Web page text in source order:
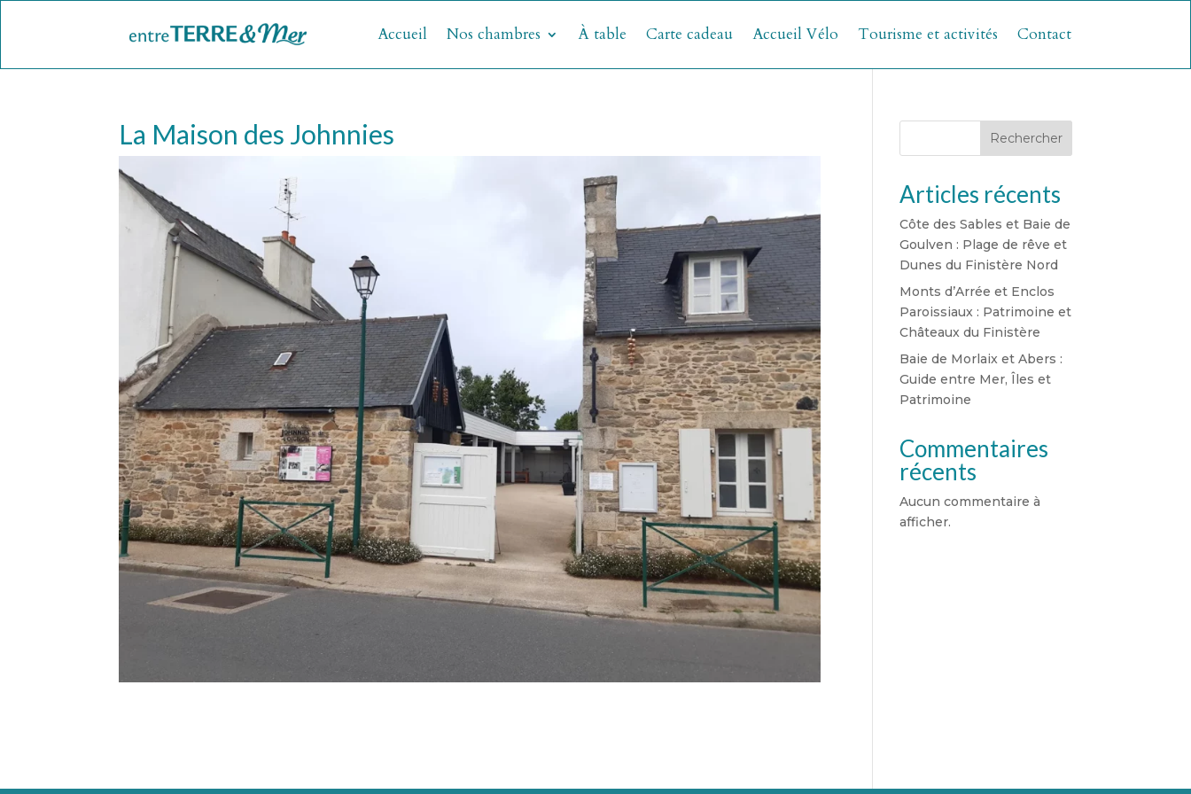
Accueil Nos chambres À table Carte cadeau Accueil Vélo Tourisme et activités Contact
La Maison des Johnnies Rechercher
Articles récents
Côte des Sables et Baie de
Goulven : Plage de rêve et
Dunes du Finistère Nord
Monts d’Arrée et Enclos
Paroissiaux : Patrimoine et
Châteaux du Finistère
Baie de Morlaix et Abers :
Guide entre Mer, Îles et
Patrimoine
Commentaires
récents
Aucun commentaire à
afficher.